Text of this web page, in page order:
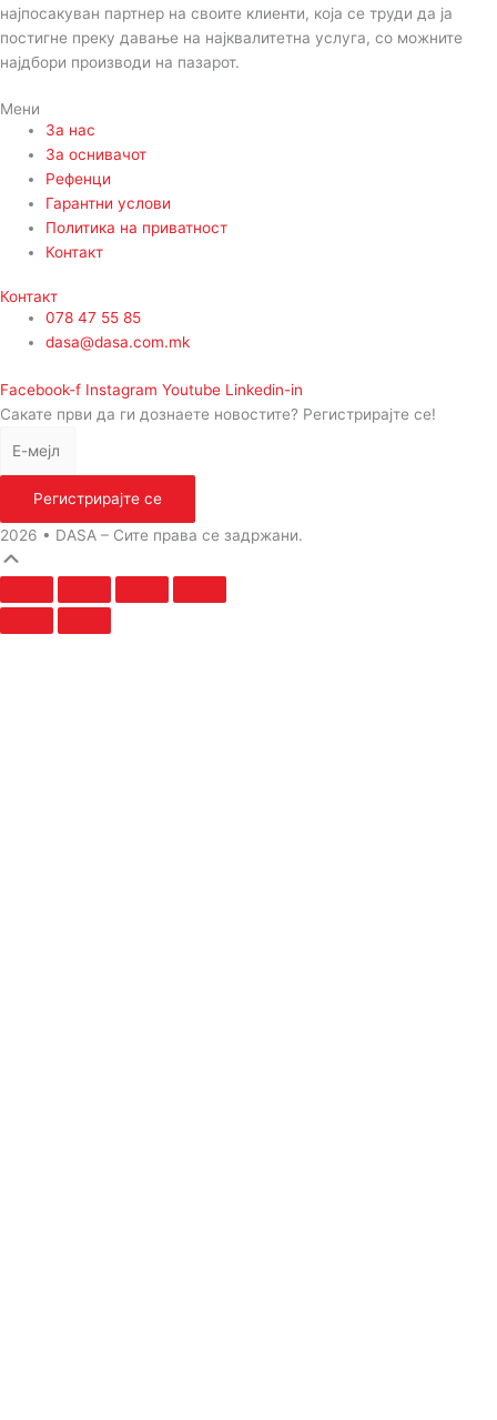
најпосакуван партнер на своите клиенти, која се труди да ја
постигне преку давање на најквалитетна услуга, со можните
најдбори производи на пазарот.
Мени
За нас
За оснивачот
Рефенци
Гарантни услови
Политика на приватност
Контакт
Контакт
078 47 55 85
dasa@dasa.com.mk
Facebook-f Instagram Youtube Linkedin-in
Сакате први да ги дознаете новостите? Регистрирајте се!
Регистрирајте се
2026 • DASA – Сите права се задржани.